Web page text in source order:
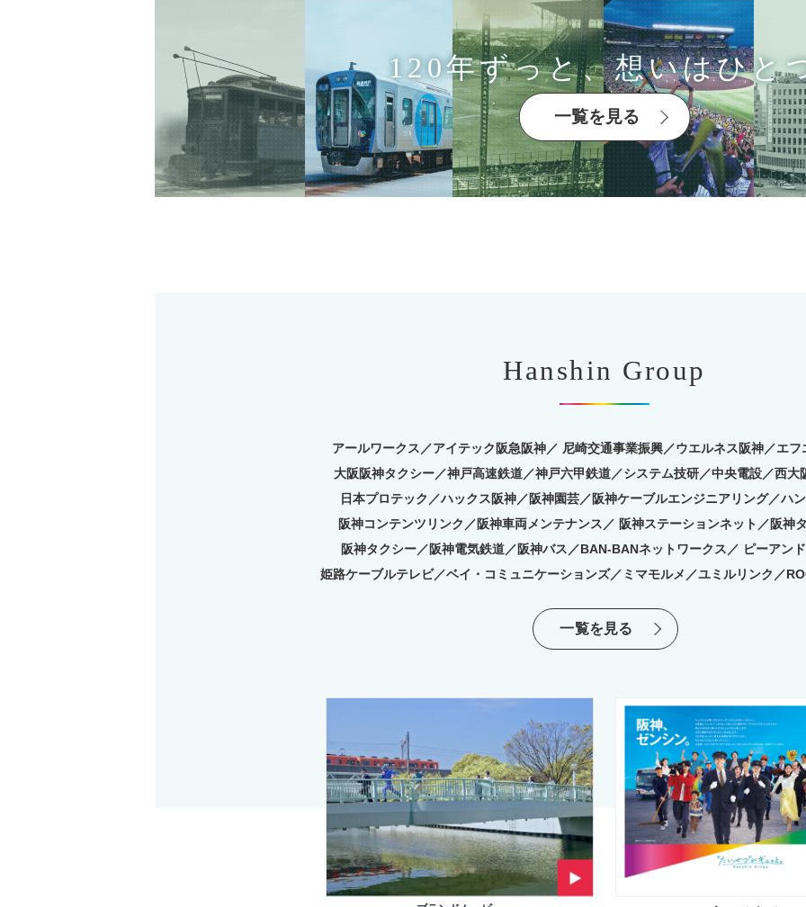
120年ずっと、想いはひと
一覧を見る
Hanshin Group
アールワークス／アイテック阪急阪神／ 尼崎交通事業振興／ウエルネス阪神／エフ
大阪阪神タクシー／神戸高速鉄道／神戸六甲鉄道／システム技研／中央電設／西大
日本プロテック／ハックス阪神／阪神園芸／阪神ケーブルエンジニアリング／ハ
阪神コンテンツリンク／阪神車両メンテナンス／ 阪神ステーションネット／阪神
阪神タクシー／阪神電気鉄道／阪神バス／BAN-BANネットワークス／ ピーアン
姫路ケーブルテレビ／ベイ・コミュニケーションズ／ミマモルメ／ユミルリンク／
一覧を見る